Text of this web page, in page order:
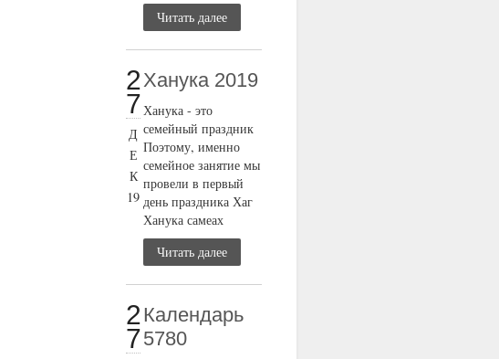
Читать далее
2
7
Д
Е
К
19
Ханука 2019
Ханука - это
семейный праздник
Поэтому, именно
семейное занятие мы
провели в первый
день праздника Хаг
Ханука самеах
Читать далее
2
7
Календарь
5780